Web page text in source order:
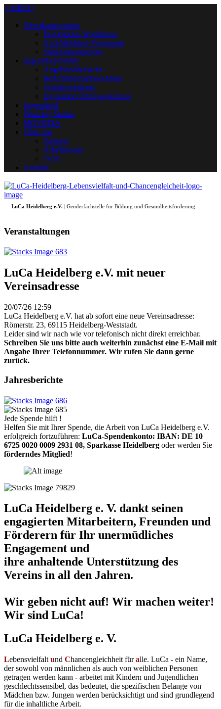
+ MENU
Gewaltprävention
Präventions-Workshops
Anti-Mobbing-Programm
Stärkungsangebote
Jugendberufshilfe
Angebotsübersicht
Berufsinformations-börse
Schulworkshops
Evaluation Schulworkshops
Jugendtreff
Weaving Stories
MOVETIA
Über uns
Satzung
Arbeitsweise
Team
Kontakt
LuCa Heidelberg e.V. | Genderfachstelle für Bildung und Gesundheitsförderung
Veranstaltungen
LuCa Heidelberg e.V. mit neuer
Vereinsadresse
20/07/26 12:59
LuCa Heidelberg e.V. hat ab sofort eine neue Vereinsadresse:
Römerstr. 23, 69115 Heidelberg-Weststadt.
Leider sind wir nach wie vor telefonisch nicht direkt erreichbar.
Schreiben Sie uns bitte auch weiterhin zunächst eine E-Mail mit
Angabe Ihrer Telefonnummer. Wir rufen Sie dann gerne
zurück.
Jahresberichte
Jede Spende hilft !
Helfen Sie mit Ihrer Spende, die Arbeit von LuCa Heidelberg e.V.
erfolgreich fortzuführen: LuCa-Spendenkonto: IBAN: DE 10
6725 0020 0009 2931 08, Sparkasse Heidelberg oder werden Sie
förderndes Mitglied!
LuCa Heidelberg e. V. dankt seinen
engagierten Mitarbeitern, Freunden und
Förderern für Ihr unermüdliches
Engagement und
ihre anhaltende Unterstützung des
Vereins in all den Jahren.
Wir geben nicht auf! Wir machen weiter!
Wir sind LuCa!
LuCa Heidelberg e. V.
Lebensvielfalt und Chancengleichheit füralle. LuCa - ein Name,
der sowohl von männlichen als auch von weiblichen Personen
getragen werden kann - arbeitet mit Kindern und Jugendlichen
geschlechtssensibel, das bedeutet, die spezifischen Belange von
Mädchen bzw. Jungen werden berücksichtigt und sind grundlegend
für die inhaltliche Arbeit.